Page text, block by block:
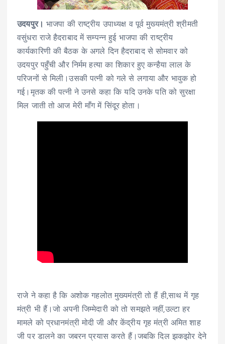
उदयपुर।
भाजपा की राष्ट्रीय उपाध्यक्ष व पूर्व मुख्यमंत्री श्रीमती
वसुंधरा राजे हैदराबाद में सम्पन्न हुई भाजपा की राष्ट्रीय
कार्यकारिणी की बैठक के अगले दिन हैदराबाद से सोमवार को
उदयपुर पहुँची और निर्मम हत्या का शिकार हुए कन्हैया लाल के
परिजनों से मिली।उसकी पत्नी को गले से लगाया और भावुक हो
गई।मृतक की पत्नी ने उनसे कहा कि यदि उनके पति को सुरक्षा
मिल जाती तो आज मेरी माँग में सिंदूर होता।
राजे ने कहा है कि अशोक गहलोत मुख्यमंत्री तो हैं ही,साथ में गृह
मंत्री भी हैं।जो अपनी जिम्मेदारी को तो समझते नहीं,उल्टा हर
मामले को प्रधानमंत्री मोदी जी और केंद्रीय गृह मंत्री अमित शाह
जी पर डालने का जबरन प्रयास करते हैं।जबकि दिल झकझोर देने